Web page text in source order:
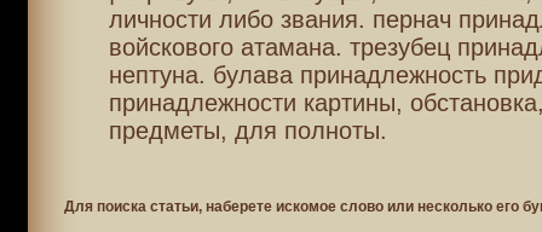
личности либо звания. пернач
войскового атамана. трезубец
нептуна. булава принадлежность
принадлежности картины,
предметы, для полноты.
Для поиска статьи, наберете искомое слово или несколько его